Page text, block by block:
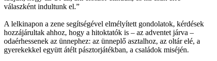
válaszként indultunk el.”
A lelkinapon a zene segítségével elmélyített gondolatok, kérdések
hozzájárultak ahhoz, hogy a hitoktatók is – az adventet járva –
odaérhessenek az ünnephez: az ünneplő asztalhoz, az oltár elé, a
gyerekekkel együtt átélt pásztorjátékban, a családok miséjén.